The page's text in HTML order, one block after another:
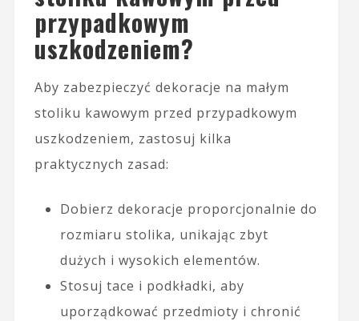
przypadkowym
uszkodzeniem?
Aby zabezpieczyć dekoracje na małym
stoliku kawowym przed przypadkowym
uszkodzeniem, zastosuj kilka
praktycznych zasad:
Dobierz dekoracje proporcjonalnie do
rozmiaru stolika, unikając zbyt
dużych i wysokich elementów.
Stosuj tace i podkładki, aby
uporządkować przedmioty i chronić